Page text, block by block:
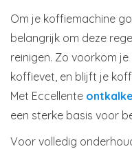
Om je koffiemachine
belangrijk om deze
reinigen. Zo voorkom
koffievet, en blijft je
Met Eccellente
een sterke basis voor
Voor volledig